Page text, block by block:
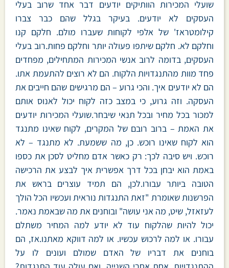
שועלי המכירות הוותיקים יודעים דבר אחד שרוב בעלי
העסקים לא יודעים. בעיקר בגלל שהם כבר צברו
קילומטראז' של אלפי לקוחות שעברו מולם. חלקם קנו
וחלקם לא. חלקם שיתפו פעולה יותר וחלקם פחות.רוב בעלי
העסקים, בדומה לרוב אנשי המכירות המתחילים, מפחדים
פחד מוות מהתנגדויות הלקוח. הם לא רוצים להתעמת אתו.
הם לא יודעים איך. והכי גרוע – הם מרגישים שהם חייבים את
העסקה. וזה גרוע, כי במצב כזה לקוח יכול לאנוס אותם
למכור בכל מחיר ובכל תנאי שיבחר.שועלי המכירות יודעים
את האמת – ברוב רובם של המקרים, לקוח שאינו מתנגד
הוא לקוח שאינו רוכש. כן, מה ששמעת. לא מתנגד – לא
רוכש. ויש סיבה לכך: רק כאשר אדם מחליט לסכן את כספו
באמת הוא יבחן בכל דרך אפשרית איך לבצע את הרכישה
הטובה ביותר עבורו.לכן, הם תמיד עוצרים בראש את
הפרשנות שאומרת "זאת התנגדות נוראית ועכשיו הכל הולך
לעזאזל, שיט, מה אני עושה" ובוחנים את מה שבאמת נאמר.
יכול להיות שהלקוח עוד לא יודע למה המחיר משתלם
עבורו. או למה לרכוש עכשיו. או למה דווקא מאתנו.אז, הם
בוחנים את דבריו של האדם שמולם ועונים לו על